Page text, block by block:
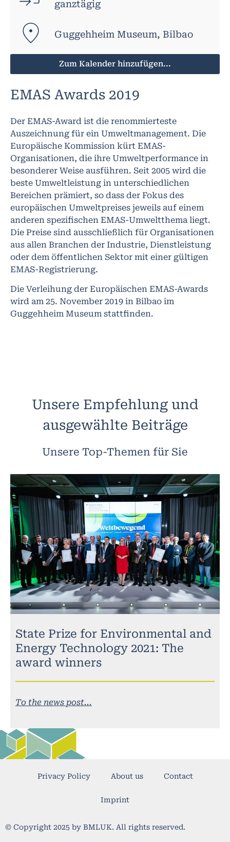
ganztägig
Guggehheim Museum, Bilbao
Zum Kalender hinzufügen...
EMAS Awards 2019
Der EMAS-Award ist die renommierteste
Auszeichnung für ein Umweltmanagement. Die
Europäische Kommission kürt EMAS-
Organisationen, die ihre Umweltperformance in
besonderer Weise ausführen. Seit 2005 wird die
beste Umweltleistung in unterschiedlichen
Bereichen prämiert, so dass der Fokus des
europäischen Umweltpreises jeweils auf einem
anderen spezifischen EMAS-Umweltthema liegt.
Die Preise sind ausschließlich für Organisationen
aus allen Branchen der Industrie, Dienstleistung
oder dem öffentlichen Sektor mit einer gültigen
EMAS-Registrierung.
Die Verleihung der Europäischen EMAS-Awards
wird am 25. November 2019 in Bilbao im
Guggehheim Museum stattfinden.
Unsere Empfehlung und
ausgewählte Beiträge
Unsere Top-Themen für Sie
State Prize for Environmental and
Energy Technology 2021: The
award winners
To the news post...
© Copyright 2025 by BMLUK. All rights reserved.
Privacy Policy About us Contact
Imprint